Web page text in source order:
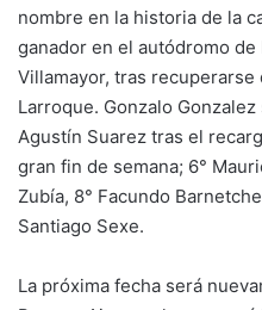
nombre en la historia de la
ganador en el autódromo de
Villamayor, tras recuperarse
Larroque. Gonzalo
Agustín Suarez tras el
gran fin de semana; 6°
Zubía, 8° Facundo
Santiago Sexe.
La próxima fecha será